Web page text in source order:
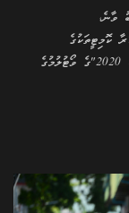
ވާނެ،
ކޮމިޓީތަކުގެ
މެމްބަރުންގެ އިންތިހާބު ކުރާ "ލޯކަލް ކައުންސިލް އިންތިހާބު 2020"ގެ ވޯޓުލުމުގެ